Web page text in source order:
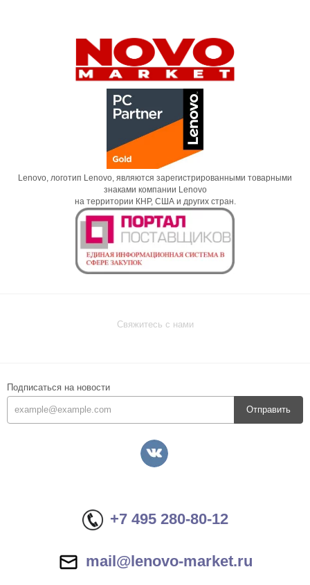
Lenovo, логотип Lenovo, являются зарегистрированными товарными
знаками компании Lenovo
на территории КНР, США и других стран.
Свяжитесь с нами
Подписаться на новости
Отправить
+7 495 280-80-12
mail@lenovo-market.ru